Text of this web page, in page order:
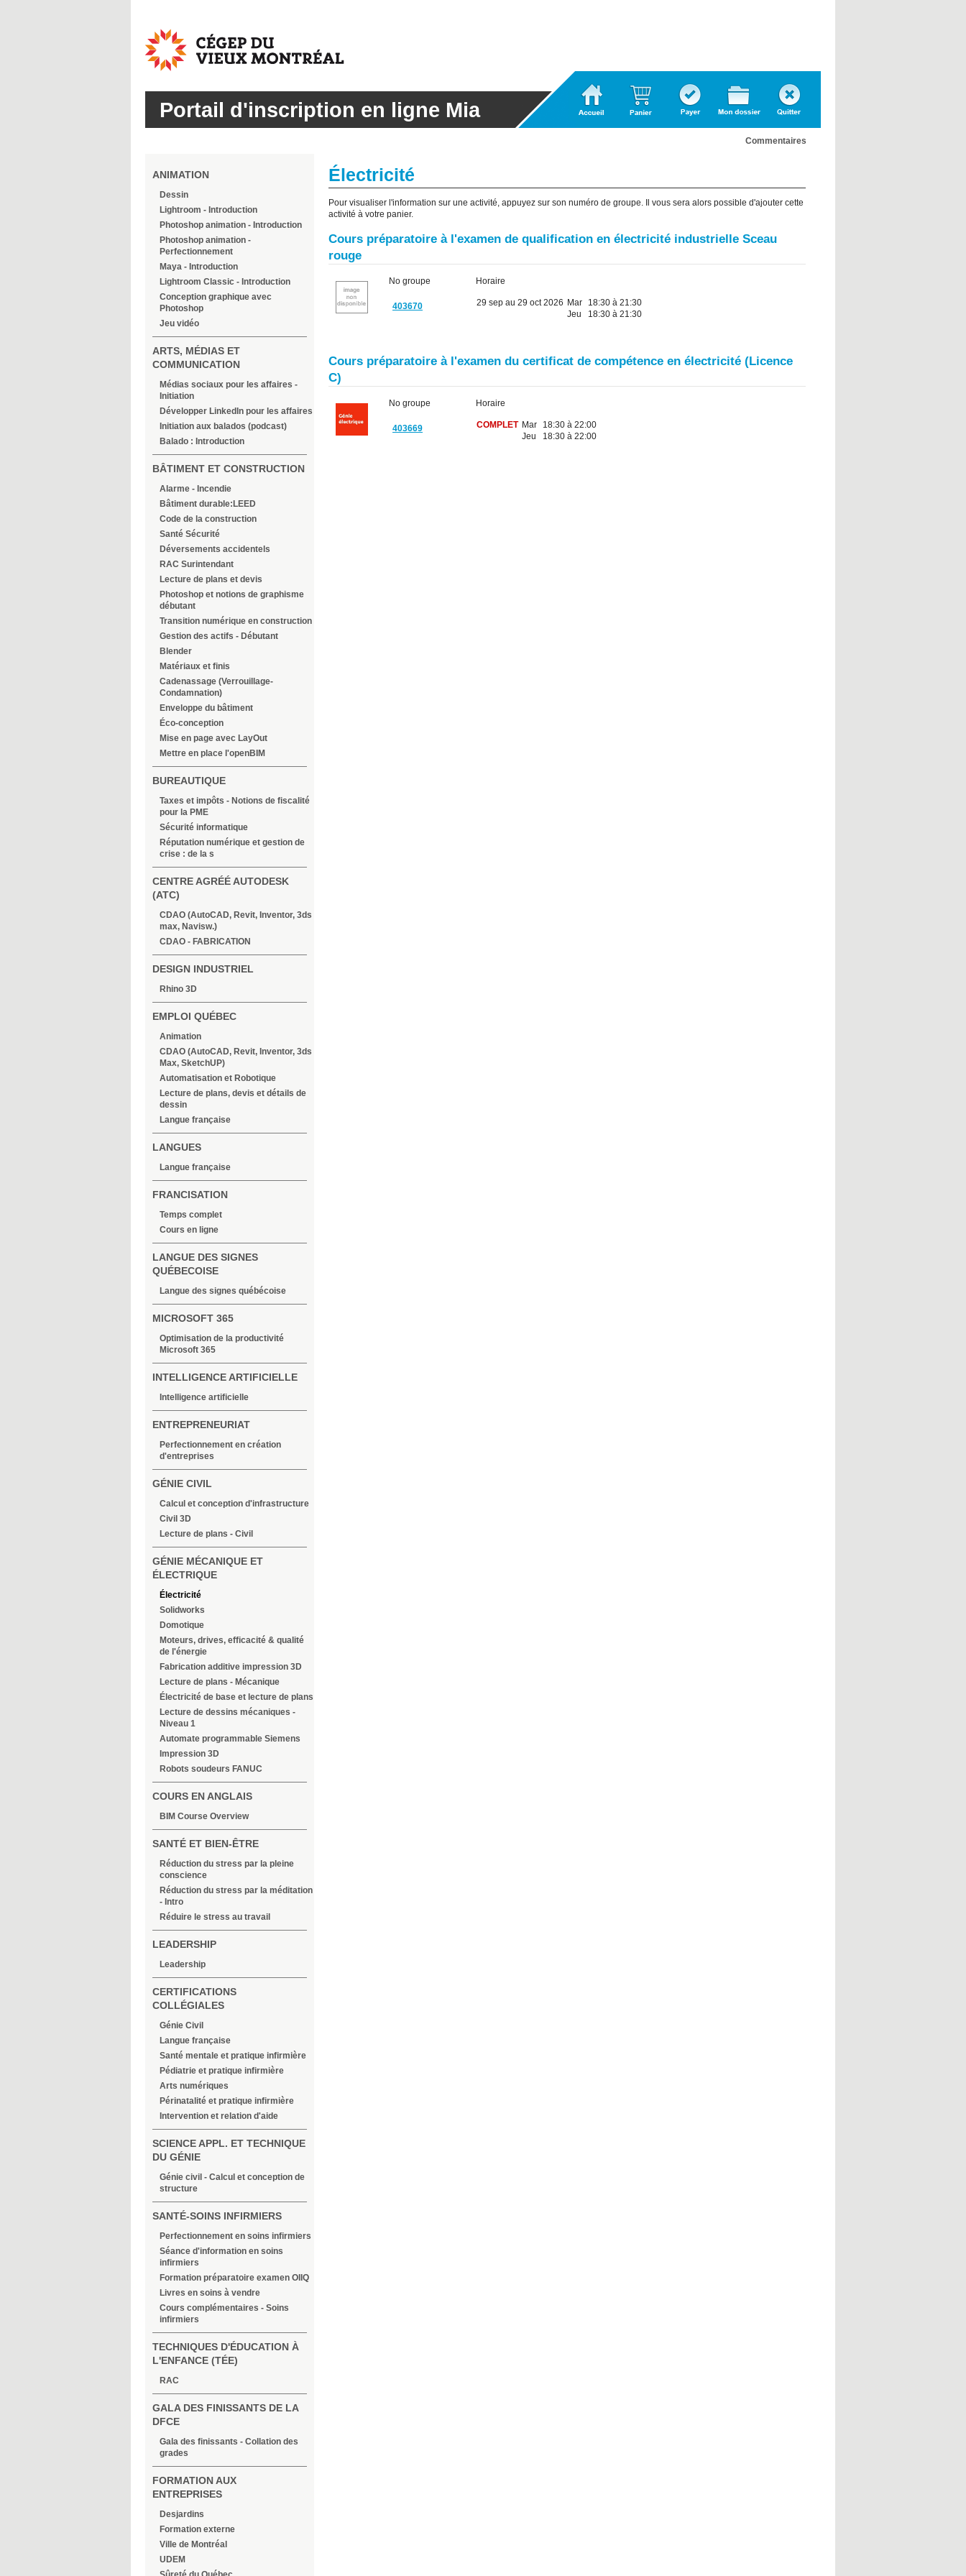
Cégep
du
Vieux
Montréal
Portail d'inscription en ligne Mia
Accueil Panier
Confirmer
l'inscription
Dossier
personnel
Quitter
Commentaires
ANIMATION
Dessin
Lightroom - Introduction
Photoshop animation - Introduction
Photoshop animation -
Perfectionnement
Maya - Introduction
Lightroom Classic - Introduction
Conception graphique avec
Photoshop
Jeu vidéo
ARTS, MÉDIAS ET
COMMUNICATION
Médias sociaux pour les affaires -
Initiation
Développer LinkedIn pour les affaires
Initiation aux balados (podcast)
Balado : Introduction
BÂTIMENT ET CONSTRUCTION
Alarme - Incendie
Bâtiment durable:LEED
Code de la construction
Santé Sécurité
Déversements accidentels
RAC Surintendant
Lecture de plans et devis
Photoshop et notions de graphisme
débutant
Transition numérique en construction
Gestion des actifs - Débutant
Blender
Matériaux et finis
Cadenassage (Verrouillage-
Condamnation)
Enveloppe du bâtiment
Éco-conception
Mise en page avec LayOut
Mettre en place l'openBIM
BUREAUTIQUE
Taxes et impôts - Notions de fiscalité
pour la PME
Sécurité informatique
Réputation numérique et gestion de
crise : de la s
CENTRE AGRÉÉ AUTODESK
(ATC)
CDAO (AutoCAD, Revit, Inventor, 3ds
max, Navisw.)
CDAO - FABRICATION
DESIGN INDUSTRIEL
Rhino 3D
EMPLOI QUÉBEC
Animation
CDAO (AutoCAD, Revit, Inventor, 3ds
Max, SketchUP)
Automatisation et Robotique
Lecture de plans, devis et détails de
dessin
Langue française
LANGUES
Langue française
FRANCISATION
Temps complet
Cours en ligne
LANGUE DES SIGNES
QUÉBECOISE
Langue des signes québécoise
MICROSOFT 365
Optimisation de la productivité
Microsoft 365
INTELLIGENCE ARTIFICIELLE
Intelligence artificielle
ENTREPRENEURIAT
Perfectionnement en création
d'entreprises
GÉNIE CIVIL
Calcul et conception d'infrastructure
Civil 3D
Lecture de plans - Civil
GÉNIE MÉCANIQUE ET
ÉLECTRIQUE
Électricité
Solidworks
Domotique
Moteurs, drives, efficacité & qualité
de l'énergie
Fabrication additive impression 3D
Lecture de plans - Mécanique
Électricité de base et lecture de plans
Lecture de dessins mécaniques -
Niveau 1
Automate programmable Siemens
Impression 3D
Robots soudeurs FANUC
COURS EN ANGLAIS
BIM Course Overview
SANTÉ ET BIEN-ÊTRE
Réduction du stress par la pleine
conscience
Réduction du stress par la méditation
- Intro
Réduire le stress au travail
LEADERSHIP
Leadership
CERTIFICATIONS
COLLÉGIALES
Génie Civil
Langue française
Santé mentale et pratique infirmière
Pédiatrie et pratique infirmière
Arts numériques
Périnatalité et pratique infirmière
Intervention et relation d'aide
SCIENCE APPL. ET TECHNIQUE
DU GÉNIE
Génie civil - Calcul et conception de
structure
SANTÉ-SOINS INFIRMIERS
Perfectionnement en soins infirmiers
Séance d'information en soins
infirmiers
Formation préparatoire examen OIIQ
Livres en soins à vendre
Cours complémentaires - Soins
infirmiers
TECHNIQUES D'ÉDUCATION À
L'ENFANCE (TÉE)
RAC
GALA DES FINISSANTS DE LA
DFCE
Gala des finissants - Collation des
grades
FORMATION AUX
ENTREPRISES
Desjardins
Formation externe
Ville de Montréal
UDEM
Électricité
Pour visualiser l'information sur une activité, appuyez sur son numéro de groupe. Il vous sera alors possible d'ajouter cette
activité à votre panier.
Cours préparatoire à l'examen de qualification en électricité industrielle Sceau
rouge
No groupe Horaire
403670 29 sep au 29 oct 2026 Mar
18:30 à 21:30
Jeu
18:30 à 21:30
Cours préparatoire à l'examen du certificat de compétence en électricité (Licence
C)
No groupe Horaire
403669 COMPLET Mar
18:30 à 22:00
Jeu
18:30 à 22:00